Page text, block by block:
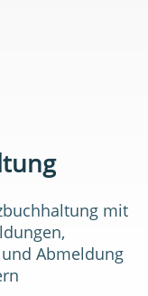
mit
Abmeldung